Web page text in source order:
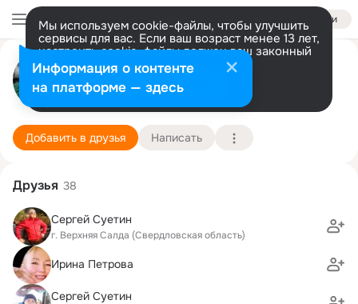
Войти
Мы используем cookie-файлы, чтобы улучшить
сервисы для вас. Если ваш возраст менее 13 лет,
настроить cookie-файлы должен ваш законный
представитель. Больше информации
Разрешить все Настроить
Вячеслав Калмыков
г. Верхняя Салда (Свердловская область)
ПГУ, Пермский государственный
Подробнее
Добавить в друзья Написать
Друзья 38
Сергей Суетин
г. Верхняя Салда (Свердловская область)
Ирина Петрова
Сергей Суетин
Информация о контенте
на платформе — здесь